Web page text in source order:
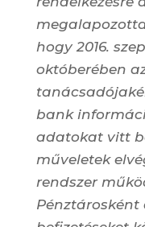
hogy 2016.
októberében
bank
adatokat vitt
műveletek
rendszer